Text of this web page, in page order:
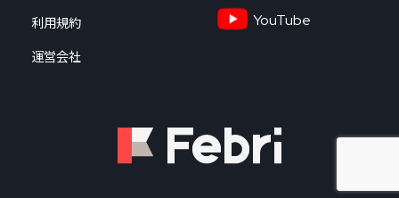
利用規約
運営会社
YouTube